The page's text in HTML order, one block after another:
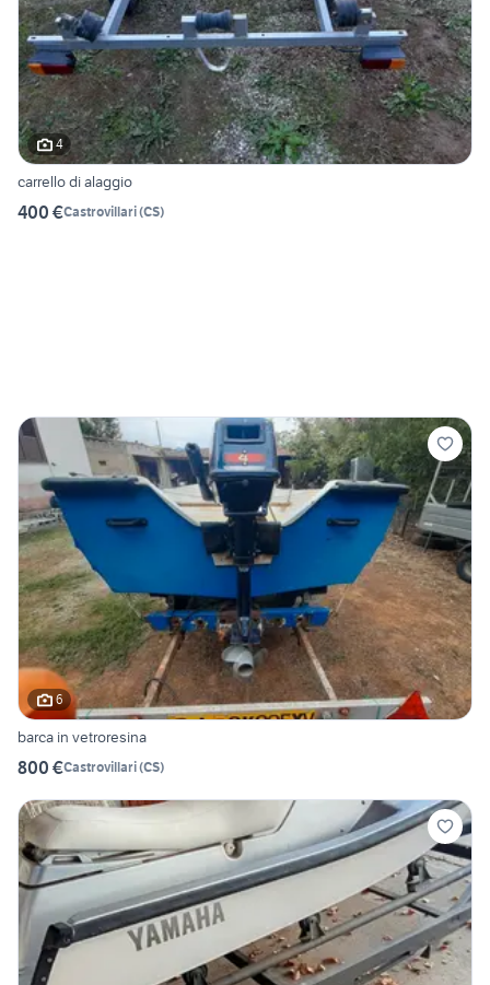
4
carrello di alaggio
400 €Castrovillari(CS)
6
barca in vetroresina
800 €Castrovillari(CS)